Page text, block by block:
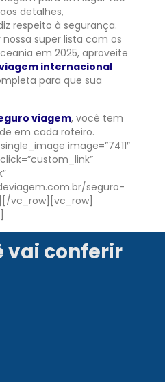
detalhes,
respeito à segurança.
super lista com os
em 2025, aproveite
internacional
para que sua
viagem, você tem
em cada roteiro.
image=”7411″
seguro-
vc_row][vc_row]
vai conferir